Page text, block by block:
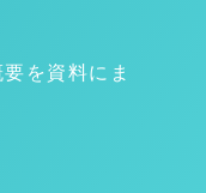
を資料にま